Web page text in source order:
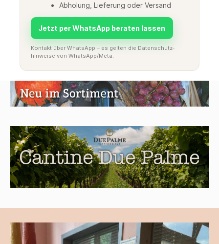
Abholung, Lieferung oder Versand
Jetzt per WhatsApp beraten lassen
Kontakt über WhatsApp – es gelten die Datenschutz­
hinweise von WhatsApp/Meta.